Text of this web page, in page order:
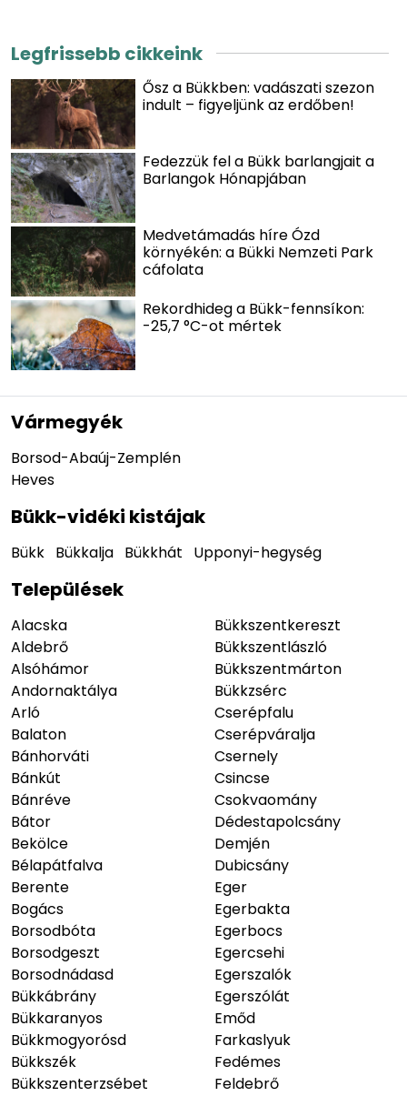
Legfrissebb cikkeink
Ősz a Bükkben: vadászati szezon
indult – figyeljünk az erdőben!
Fedezzük fel a Bükk barlangjait a
Barlangok Hónapjában
Medvetámadás híre Ózd
környékén: a Bükki Nemzeti Park
cáfolata
Rekordhideg a Bükk-fennsíkon:
-25,7 °C-ot mértek
Vármegyék
Borsod-Abaúj-Zemplén
Heves
Bükk-vidéki kistájak
Bükk Bükkalja Bükkhát Upponyi-hegység
Települések
Alacska
Aldebrő
Alsóhámor
Andornaktálya
Arló
Balaton
Bánhorváti
Bánkút
Bánréve
Bátor
Bekölce
Bélapátfalva
Berente
Bogács
Borsodbóta
Borsodgeszt
Borsodnádasd
Bükkábrány
Bükkaranyos
Bükkmogyorósd
Bükkszék
Bükkszenterzsébet
Bükkszentkereszt
Bükkszentlászló
Bükkszentmárton
Bükkzsérc
Cserépfalu
Cserépváralja
Csernely
Csincse
Csokvaomány
Dédestapolcsány
Demjén
Dubicsány
Eger
Egerbakta
Egerbocs
Egercsehi
Egerszalók
Egerszólát
Emőd
Farkaslyuk
Fedémes
Feldebrő